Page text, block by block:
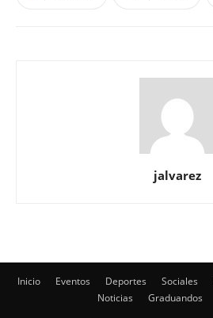
jalvarez
Inicio Eventos Deportes Sociales
Noticias
Graduandos